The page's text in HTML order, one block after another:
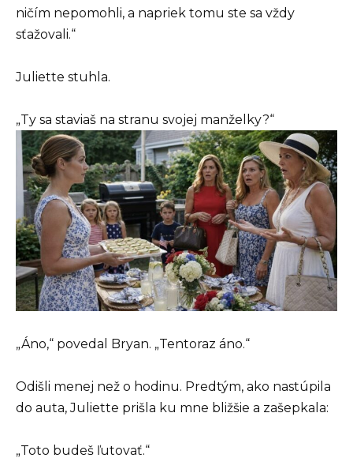
ničím nepomohli, a napriek tomu ste sa vždy
sťažovali.“
Juliette stuhla.
„Ty sa staviaš na stranu svojej manželky?“
„Áno,“ povedal Bryan. „Tentoraz áno.“
Odišli menej než o hodinu. Predtým, ako nastúpila
do auta, Juliette prišla ku mne bližšie a zašepkala:
„Toto budeš ľutovať.“